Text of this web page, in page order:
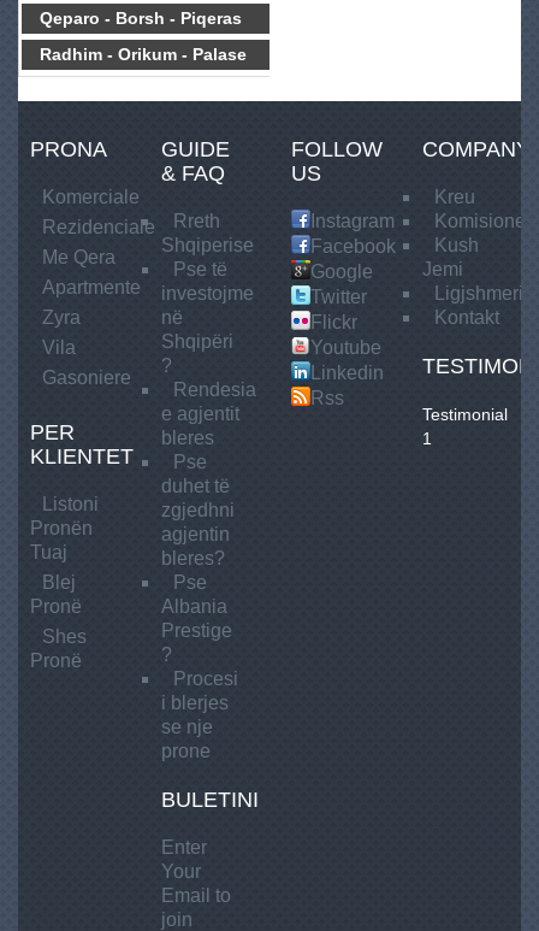
Qeparo - Borsh - Piqeras
Radhim - Orikum - Palase
PRONA
Komerciale
Rezidenciale
Me Qera
Apartmente
Zyra
Vila
Gasoniere
PER
KLIENTET
Listoni
Pronën
Tuaj
Blej
Pronë
Shes
Pronë
GUIDE
& FAQ
Rreth
Shqiperise
Pse të
investojme
në
Shqipëri
?
Rendesia
e agjentit
bleres
Pse
duhet të
zgjedhni
agjentin
bleres?
Pse
Albania
Prestige
?
Procesi
i blerjes
se nje
prone
BULETINI
Enter
Your
Email to
join
FOLLOW
US
Instagram
Facebook
Google
Twitter
Flickr
Youtube
Linkedin
Rss
COMPANY
Kreu
Komisionet
Kush
Jemi
Ligjshmeria
Kontakt
Testimonial
1